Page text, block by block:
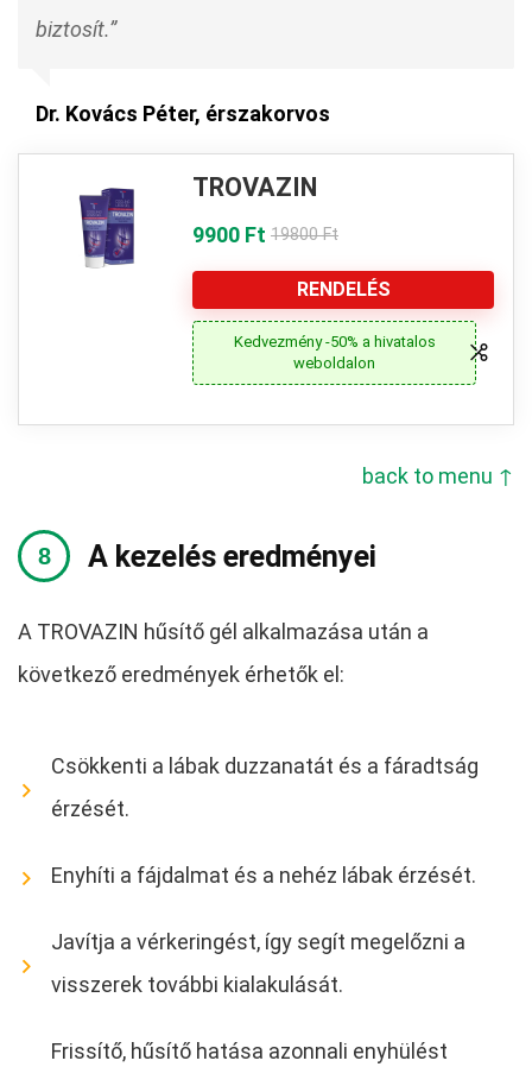
biztosít.”
Dr. Kovács Péter, érszakorvos
TROVAZIN
9900 Ft 19800 Ft
RENDELÉS
Kedvezmény -50% a hivatalos
weboldalon
back to menu ↑
A kezelés eredményei
A TROVAZIN hűsítő gél alkalmazása után a
következő eredmények érhetők el:
Csökkenti a lábak duzzanatát és a fáradtság
érzését.
Enyhíti a fájdalmat és a nehéz lábak érzését.
Javítja a vérkeringést, így segít megelőzni a
visszerek további kialakulását.
Frissítő, hűsítő hatása azonnali enyhülést